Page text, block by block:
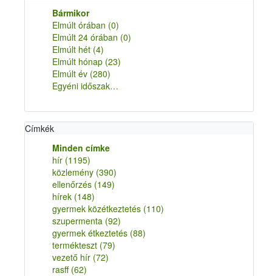
Bármikor
Elmúlt órában (0)
Elmúlt 24 órában (0)
Elmúlt hét (4)
Elmúlt hónap (23)
Elmúlt év (280)
Egyéni időszak…
Címkék
Minden címke
hír (1195)
közlemény (390)
ellenőrzés (149)
hírek (148)
gyermek közétkeztetés (110)
szupermenta (92)
gyermek étkeztetés (88)
termékteszt (79)
vezető hír (72)
rasff (62)